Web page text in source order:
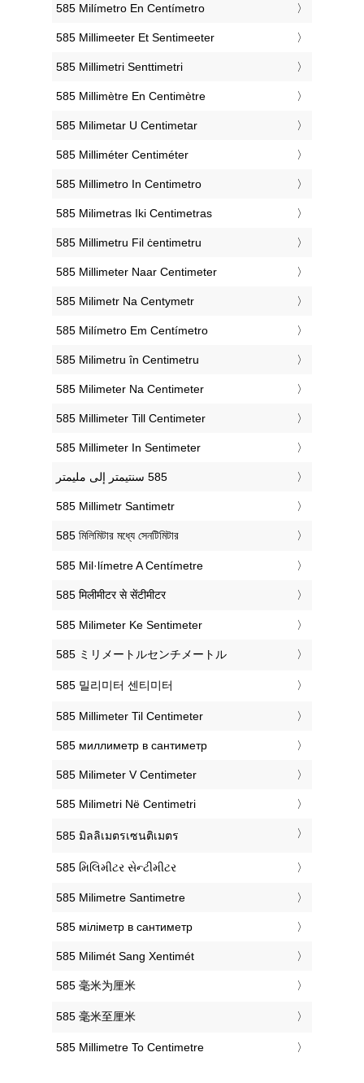
‎585 Milímetro En Centímetro
‎585 Millimeeter Et Sentimeeter
‎585 Millimetri Senttimetri
‎585 Millimètre En Centimètre
‎585 Milimetar U Centimetar
‎585 Milliméter Centiméter
‎585 Millimetro In Centimetro
‎585 Milimetras Iki Centimetras
‎585 Millimetru Fil ċentimetru
‎585 Millimeter Naar Centimeter
‎585 Milimetr Na Centymetr
‎585 Milímetro Em Centímetro
‎585 Milimetru în Centimetru
‎585 Milimeter Na Centimeter
‎585 Millimeter Till Centimeter
‎585 Millimeter In Sentimeter
‎585 Millimetr Santimetr
‎585 মিলিমিটার মধ্যে সেনটিমিটার
‎585 Mil·límetre A Centímetre
‎585 मिलीमीटर से सेंटीमीटर
‎585 Milimeter Ke Sentimeter
‎585 ミリメートルセンチメートル
‎585 밀리미터 센티미터
‎585 Millimeter Til Centimeter
‎585 миллиметр в сантиметр
‎585 Milimeter V Centimeter
‎585 Milimetri Në Centimetri
‎585 มิลลิเมตรเซนติเมตร
‎585 મિલિમીટર સેન્ટીમીટર
‎585 Milimetre Santimetre
‎585 міліметр в сантиметр
‎585 Milimét Sang Xentimét
‎585 毫米为厘米
‎585 毫米至厘米
‎585 Millimetre To Centimetre